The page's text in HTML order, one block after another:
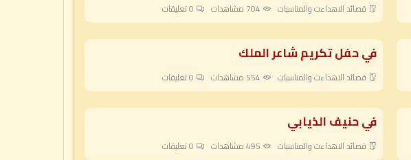
قصائد الاهداءت والمناسبات 704 مشاهدات تعليقات
في حفل تكريم شاعر الملك
قصائد الاهداءت والمناسبات 554 مشاهدات تعليقات
في حنيف الذيابي
قصائد الاهداءت والمناسبات 495 مشاهدات تعليقات